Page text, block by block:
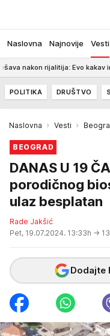
Naslovna Najnovije Vesti
nakon rijalitija: Evo kakav im je
POLITIKA DRUŠTVO
Naslovna Vesti
BEOGRAD
DANAS U 19
porodičnog
ulaz besplatan
Rade Jakšić
Pet, 19.07.2024. 13:33h →
Dodajte